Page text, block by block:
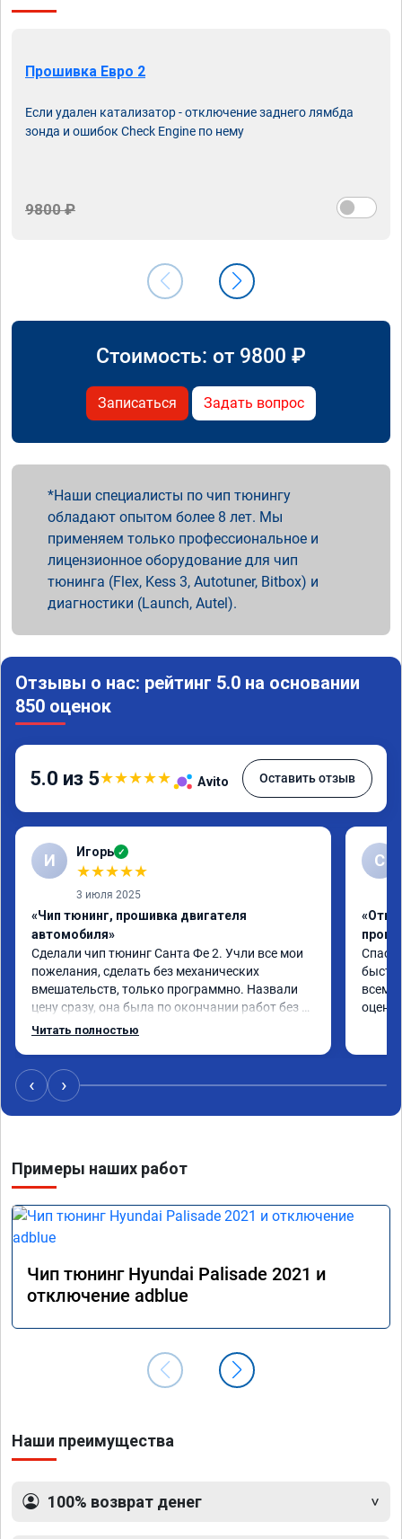
Прошивка Евро 2
Если удален катализатор - отключение заднего лямбда
зонда и ошибок Check Engine по нему
9800 ₽
Стоимость: от 9800 ₽
Записаться Задать вопрос
Наши специалисты по чип тюнингу
обладают опытом более 8 лет. Мы
применяем только профессиональное и
лицензионное оборудование для чип
тюнинга (Flex, Kess 3, Autotuner, Bitbox) и
диагностики (Launch, Autel).
Отзывы о нас: рейтинг 5.0 на основании
850 оценок
5.0 из 5★★★★★ Avito Оставить отзыв
И Игорь ✓
★★★★★
3 июля 2025
«Чип тюнинг, прошивка двигателя
автомобиля»
Сделали чип тюнинг Санта Фе 2. Учли все мои
пожелания, сделать без механических
вмешательств, только программно. Назвали
цену сразу, она была по окончании работ без
изменений. Александр профи своего дела,
и процветания сервису!!!
Читать полностью
С
всем
‹ ›
Примеры наших работ
Чип тюнинг Hyundai Palisade 2021 и
отключение adblue
Наши преимущества
100% возврат денег